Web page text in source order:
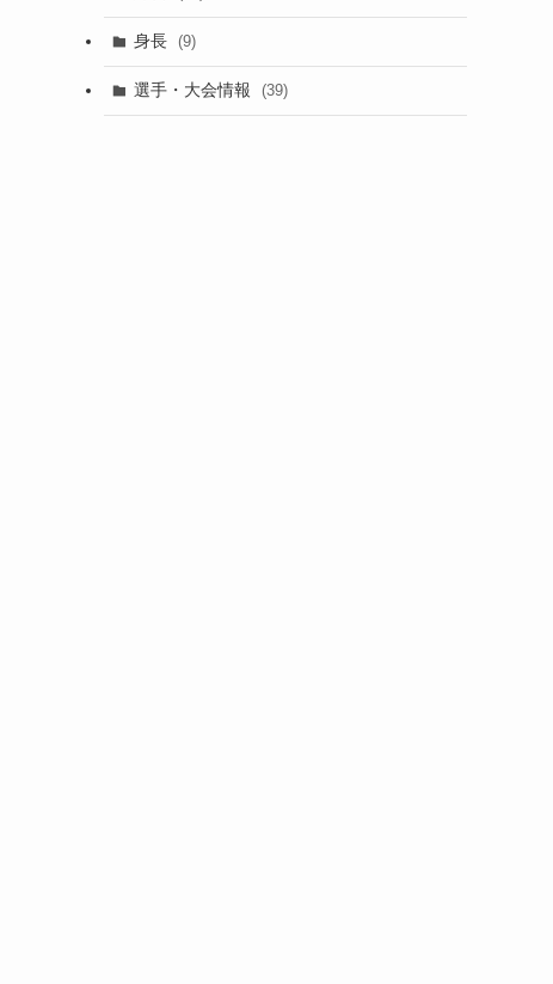
身長 (9)
選手・大会情報 (39)